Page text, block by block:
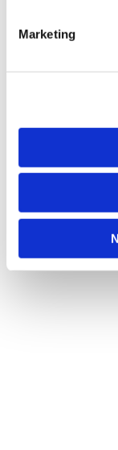
Marketing